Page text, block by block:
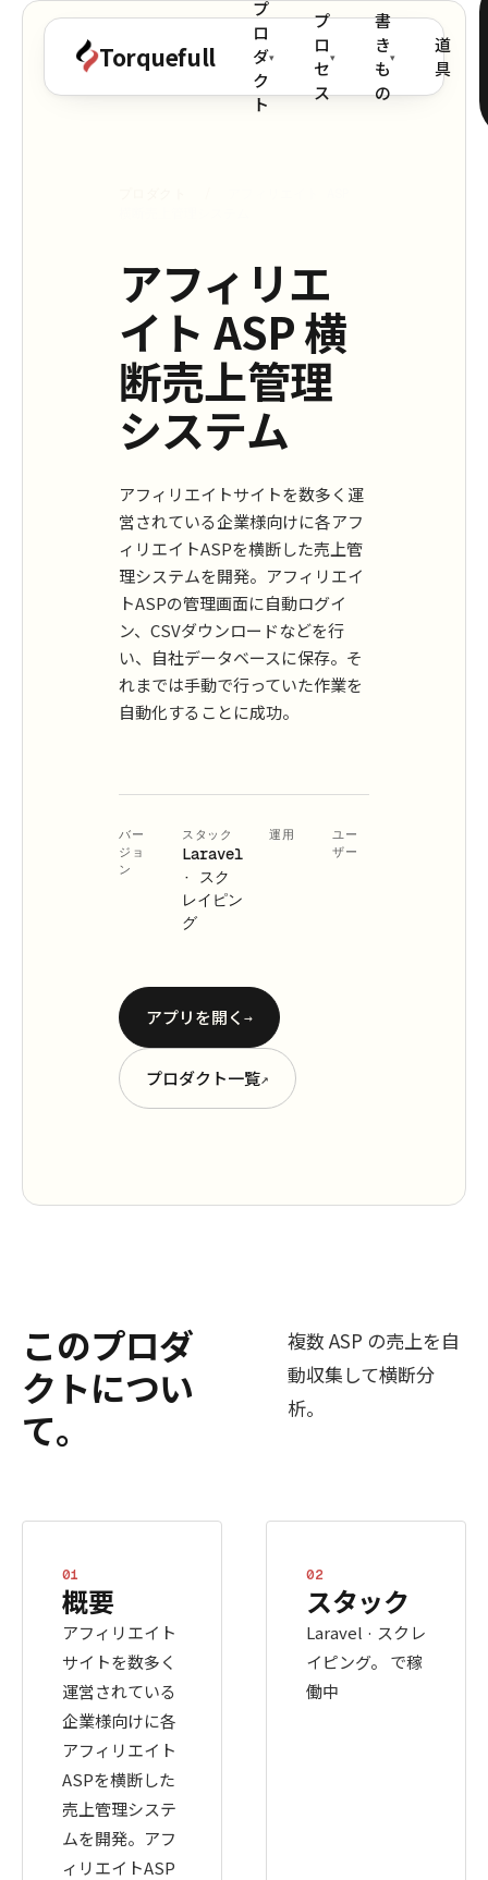
Torquefull
プ
ロ
ダ
ク
ト
▾
プ
ロ
セ
ス
▾
書
き
も
の
▾
道
具
アフィリエ
イト ASP 横
断売上管理
システム
アフィリエイトサイトを数多く運
営されている企業様向けに各アフ
ィリエイトASPを横断した売上管
理システムを開発。アフィリエイ
トASPの管理画面に自動ログイ
ン、CSVダウンロードなどを行
い、自社データベースに保存。そ
れまでは手動で行っていた作業を
自動化することに成功。
バー
ジョ
ン
スタック
Laravel
· スク
レイピン
グ
運用
ユー
ザー
アプリを開く →
プロダクト一覧↗
このプロダ
クトについ
て。
複数 ASP の売上を自
動収集して横断分
析。
01
概要
アフィリエイト
サイトを数多く
運営されている
企業様向けに各
アフィリエイト
ASPを横断した
売上管理システ
ムを開発。アフ
ィリエイトASP
02
スタック
Laravel · スクレ
イピング。 で稼
働中